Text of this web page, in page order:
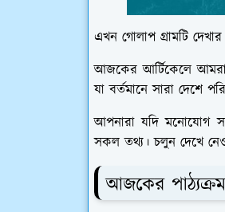
এখন গোলাপ গ্রামটি
আজকের আর্টিকেলে আমরা
যা বর্তমানে সারা দেশে
আপনারা যদি মনোযোগ
সকল তথ্য। চলুন দেখে
আজকের